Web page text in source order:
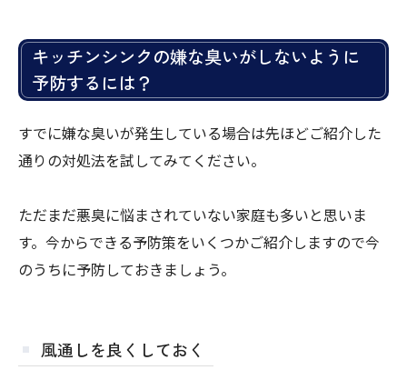
キッチンシンクの嫌な臭いがしないように
予防するには？
すでに嫌な臭いが発生している場合は先ほどご紹介した
通りの対処法を試してみてください。
ただまだ悪臭に悩まされていない家庭も多いと思いま
す。今からできる予防策をいくつかご紹介しますので今
のうちに予防しておきましょう。
風通しを良くしておく